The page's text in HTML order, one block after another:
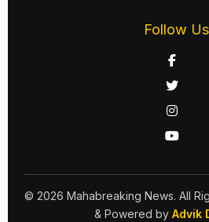
Follow Us
© 2026 Mahabreaking News. All
& Powered by Advik